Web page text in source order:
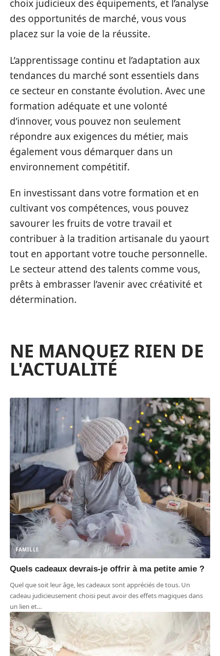
choix judicieux des équipements, et l’analyse
des opportunités de marché, vous vous
placez sur la voie de la réussite.
L’apprentissage continu et l’adaptation aux
tendances du marché sont essentiels dans
ce secteur en constante évolution. Avec une
formation adéquate et une volonté
d’innover, vous pouvez non seulement
répondre aux exigences du métier, mais
également vous démarquer dans un
environnement compétitif.
En investissant dans votre formation et en
cultivant vos compétences, vous pouvez
savourer les fruits de votre travail et
contribuer à la tradition artisanale du yaourt
tout en apportant votre touche personnelle.
Le secteur attend des talents comme vous,
prêts à embrasser l’avenir avec créativité et
détermination.
NE MANQUEZ RIEN DE
L'ACTUALITÉ
FAMILLE
Quels cadeaux devrais-je offrir à ma petite amie ?
Quel que soit leur âge, les cadeaux sont appréciés de tous. Un
cadeau judicieusement choisi peut avoir des effets magiques dans
un lien et…